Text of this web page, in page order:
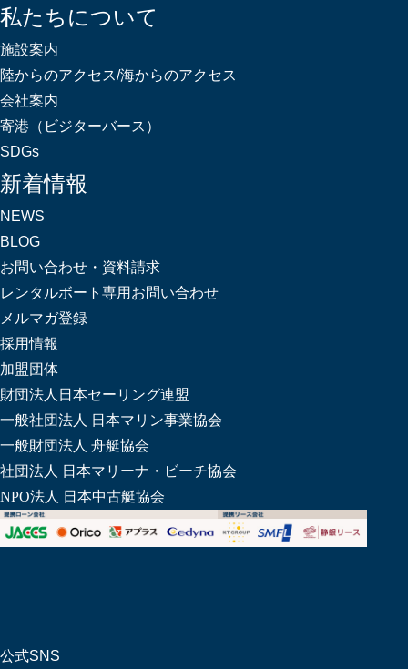
私たちについて
施設案内
陸からのアクセス/海からのアクセス
会社案内
寄港（ビジターバース）
SDGs
新着情報
NEWS
BLOG
お問い合わせ・資料請求
レンタルボート専用お問い合わせ
メルマガ登録
採用情報
加盟団体
財団法人日本セーリング連盟
一般社団法人 日本マリン事業協会
一般財団法人 舟艇協会
社団法人 日本マリーナ・ビーチ協会
NPO法人 日本中古艇協会
公式SNS